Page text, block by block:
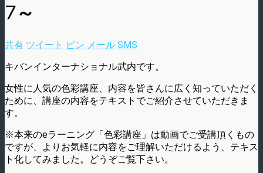
7～
共有 ツイート ピン メール SMS
キバンインターナショナル武内です。
女性に人気の色彩講座、内容を皆さんに広く知っていただく
ために、講座の内容をテキストでご紹介させていただきま
す。
※本来のeラーニング「色彩講座」は動画でご受講頂くもの
ですが、よりお気軽に内容をご理解いただけるよう、テキス
ト化してみました。どうぞご覧下さい。